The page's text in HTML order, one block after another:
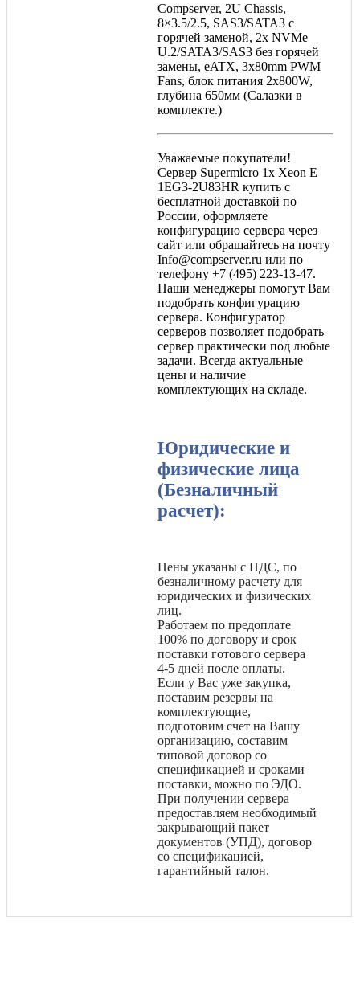
Compserver, 2U Chassis,
8×3.5/2.5, SAS3/SATA3 с
горячей заменой, 2x NVMe
U.2/SATA3/SAS3 без горячей
замены, eATX, 3x80mm PWM
Fans, блок питания 2х800W,
глубина 650мм (Салазки в
комплекте.)
Уважаемые покупатели!
Сервер Supermicro 1x Xeon E
1EG3-2U83HR купить с
бесплатной доставкой по
России, оформляете
конфигурацию сервера через
сайт или обращайтесь на почту
Info@compserver.ru или по
телефону +7 (495) 223-13-47.
Наши менеджеры помогут Вам
подобрать конфигурацию
сервера. Конфигуратор
серверов позволяет подобрать
сервер практически под любые
задачи. Всегда актуальные
цены и наличие
комплектующих на складе.
Юридические и
физические лица
(Безналичный
расчет):
Цены указаны с НДС, по
безналичному расчету для
юридических и физических
лиц.
Работаем по предоплате
100% по договору и срок
поставки готового сервера
4-5 дней после оплаты.
Если у Вас уже закупка,
поставим резервы на
комплектующие,
подготовим счет на Вашу
организацию, составим
типовой договор со
спецификацией и сроками
поставки, можно по ЭДО.
При получении сервера
предоставляем необходимый
закрывающий пакет
документов (УПД), договор
со спецификацией,
гарантийный талон.